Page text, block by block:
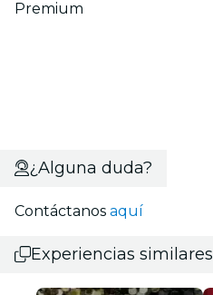
Premium
¿Alguna duda?
Contáctanos aquí
Experiencias similares